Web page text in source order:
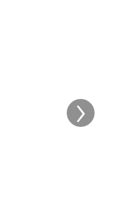
›